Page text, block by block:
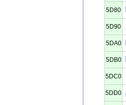
5D80
5D90
5DA0
5DB0
5DC0
5DD0